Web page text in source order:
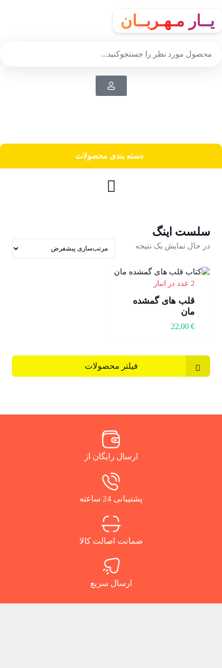
یــار مـهـربــان
دسته‌ بندی محصولات
سلست اینگ
در حال نمایش یک نتیجه
2 عدد در انبار
قلب های گمشده
مان
22,00 €
فیلتر محصولات
ارسال رایگان از
پشتیبانی 24 ساعته
ضمانت اصالت کالا
ارسال سریع
.